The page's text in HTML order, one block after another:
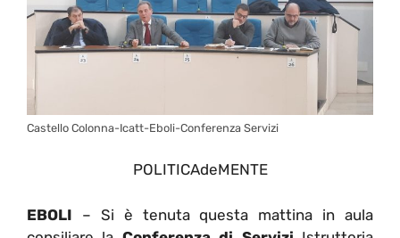
Castello Colonna-Icatt-Eboli-Conferenza Servizi
POLITICAdeMENTE
EBOLI – Si è tenuta questa mattina in aula